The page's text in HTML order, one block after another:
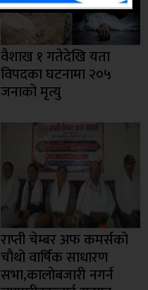
वैशाख १ गतेदेखि यता
विपदका घटनामा २०५
जनाको मृत्यु
राप्ती चेम्बर अफ कमर्सको
चाैथो वार्षिक साधारण
सभा,कालोबजारी नगर्न